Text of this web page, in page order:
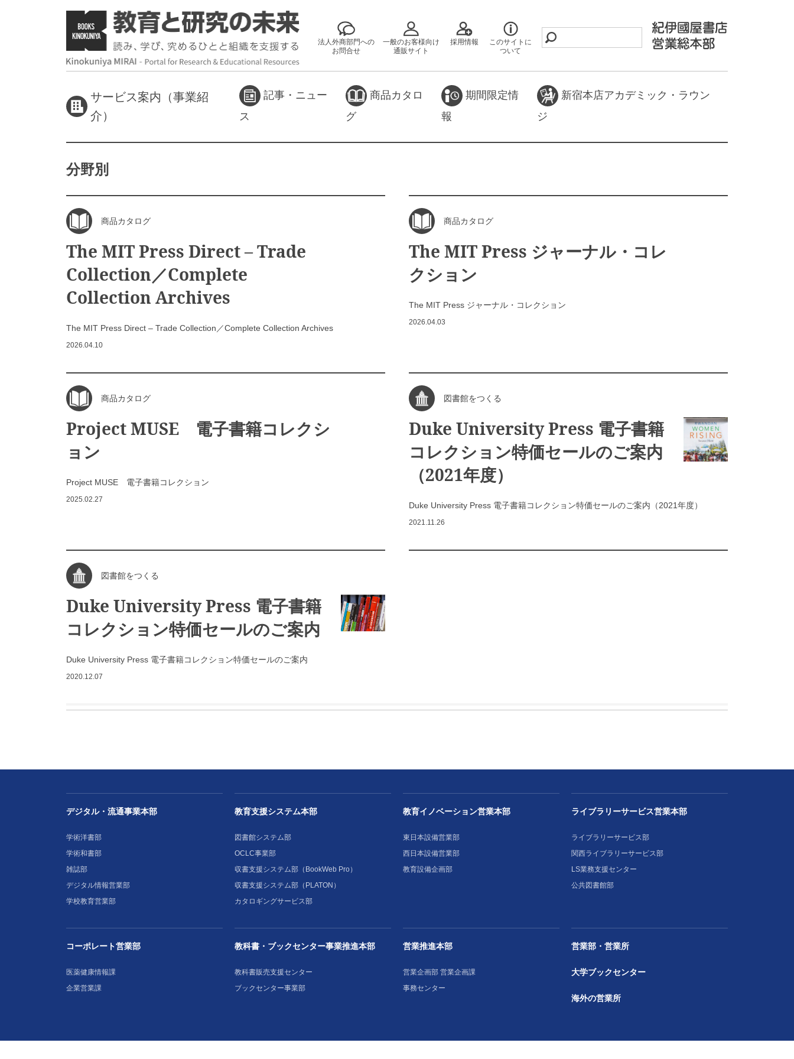
法人外商部門への
お問合せ
一般のお客様向け
通販サイト
採用情報
このサイトに
ついて
サービス案内（事業紹
介）
記事・ニュー
ス
商品カタロ
グ
期間限定情
報
新宿本店アカデミック・ラウン
ジ
分野別
商品カタログ
The MIT Press Direct – Trade
Collection／Complete
Collection Archives
The MIT Press Direct – Trade Collection／Complete Collection Archives
2026.04.10
商品カタログ
The MIT Press ジャーナル・コレ
クション
The MIT Press ジャーナル・コレクション
2026.04.03
商品カタログ
Project MUSE 電子書籍コレクシ
ョン
Project MUSE 電子書籍コレクション
2025.02.27
図書館をつくる
Duke University Press 電子書籍
コレクション特価セールのご案内
（2021年度）
Duke University Press 電子書籍コレクション特価セールのご案内（2021年度）
2021.11.26
図書館をつくる
Duke University Press 電子書籍
コレクション特価セールのご案内
Duke University Press 電子書籍コレクション特価セールのご案内
2020.12.07
デジタル・流通事業本部
学術洋書部
学術和書部
雑誌部
デジタル情報営業部
学校教育営業部
教育支援システム本部
図書館システム部
OCLC事業部
収書支援システム部（BookWeb Pro）
収書支援システム部（PLATON）
カタロギングサービス部
教育イノベーション営業本部
東日本設備営業部
西日本設備営業部
教育設備企画部
ライブラリーサービス営業本部
ライブラリーサービス部
関西ライブラリーサービス部
LS業務支援センター
公共図書館部
コーポレート営業部
医薬健康情報課
企業営業課
教科書・ブックセンター事業推進本部
教科書販売支援センター
ブックセンター事業部
営業推進本部
営業企画部 営業企画課
事務センター
営業部・営業所
大学ブックセンター
海外の営業所